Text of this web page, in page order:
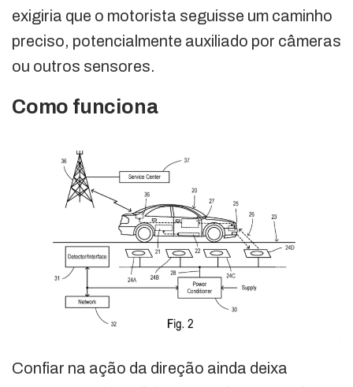
exigiria que o motorista seguisse um caminho
preciso, potencialmente auxiliado por câmeras
ou outros sensores.
Como funciona
Confiar na ação da direção ainda deixa